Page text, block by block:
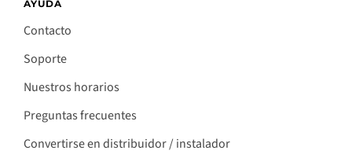
AYUDA
Contacto
Soporte
Nuestros horarios
Preguntas frecuentes
Convertirse en distribuidor / instalador